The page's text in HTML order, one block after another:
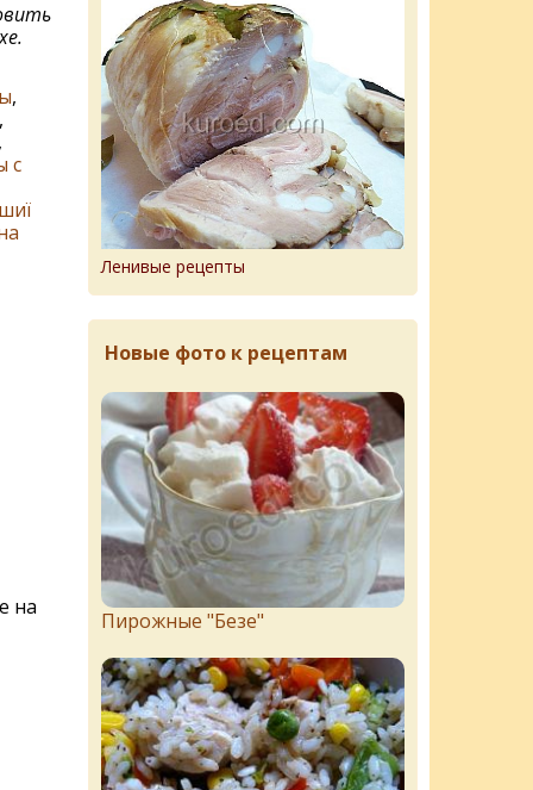
,
с
на
Ленивые рецепты
Новые фото к рецептам
Пирожныe "Бeзe"